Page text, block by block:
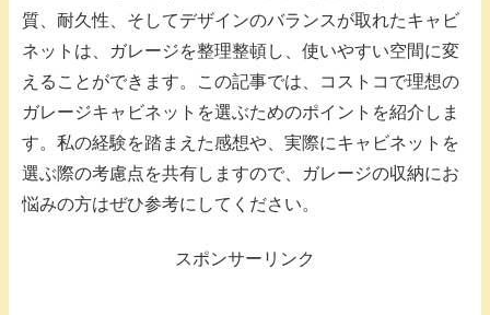
質、耐久性、そしてデザインのバランスが取れたキャビ
ネットは、ガレージを整理整頓し、使いやすい空間に変
えることができます。この記事では、コストコで理想の
ガレージキャビネットを選ぶためのポイントを紹介しま
す。私の経験を踏まえた感想や、実際にキャビネットを
選ぶ際の考慮点を共有しますので、ガレージの収納にお
悩みの方はぜひ参考にしてください。
スポンサーリンク